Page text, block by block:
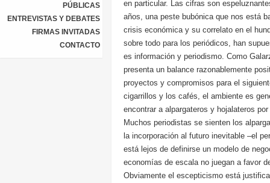
PÚBLICAS
ENTREVISTAS Y DEBATES
FIRMAS INVITADAS
CONTACTO
en particular. Las cifras son
años, una peste bubónica que nos está
crisis económica y su correlato en el
sobre todo para los periódicos, han
es información y periodismo. Como
presenta un balance razonablemente
proyectos y compromisos para el
cigarrillos y los cafés, el ambiente es
encontrar a alpargateros y hojalateros
Muchos periodistas se sienten los
la incorporación al futuro inevitable –el
está lejos de definirse un modelo de
economías de escala no juegan a favor
Obviamente el escepticismo está